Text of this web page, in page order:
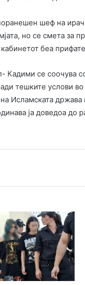
шеф на
но се смета за
кабинетот беа
Кадими се соочува
тешките услови
Исламската
ја доведоа до